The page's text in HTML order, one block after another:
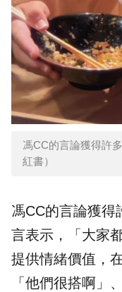
馮CC的言論獲得許
紅書）
馮CC的言論獲得
言表示，「大家
提供情緒價值，
「他們很搭啊」